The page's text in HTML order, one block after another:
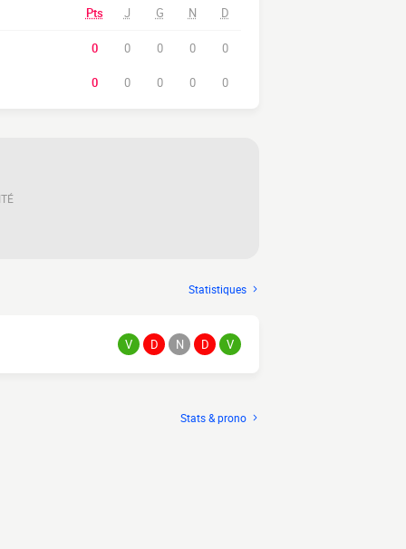
Pts J G N D
0 0 0 0 0
0 0 0 0 0
Statistiques
V D N D V
Stats & prono